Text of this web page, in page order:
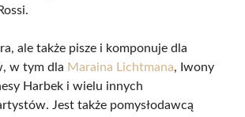
ale także pisze i komponuje dla
w tym dla Maraina Lichtmana, Iwony
Harbek i wielu innych
Jest także pomysłodawcą